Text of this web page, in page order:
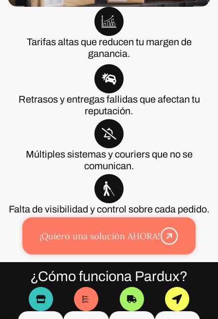
Tarifas altas que reducen tu margen de
ganancia.
Retrasos y entregas fallidas que afectan tu
reputación.
Múltiples sistemas y couriers que no se
comunican.
Falta de visibilidad y control sobre cada pedido.
¡Quiero una solución AHORA!
¿Cómo funciona Pardux?